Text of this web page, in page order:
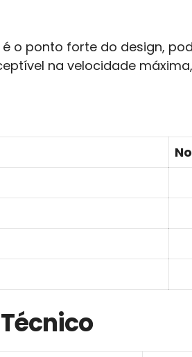
o ponto forte do design,
na velocidade